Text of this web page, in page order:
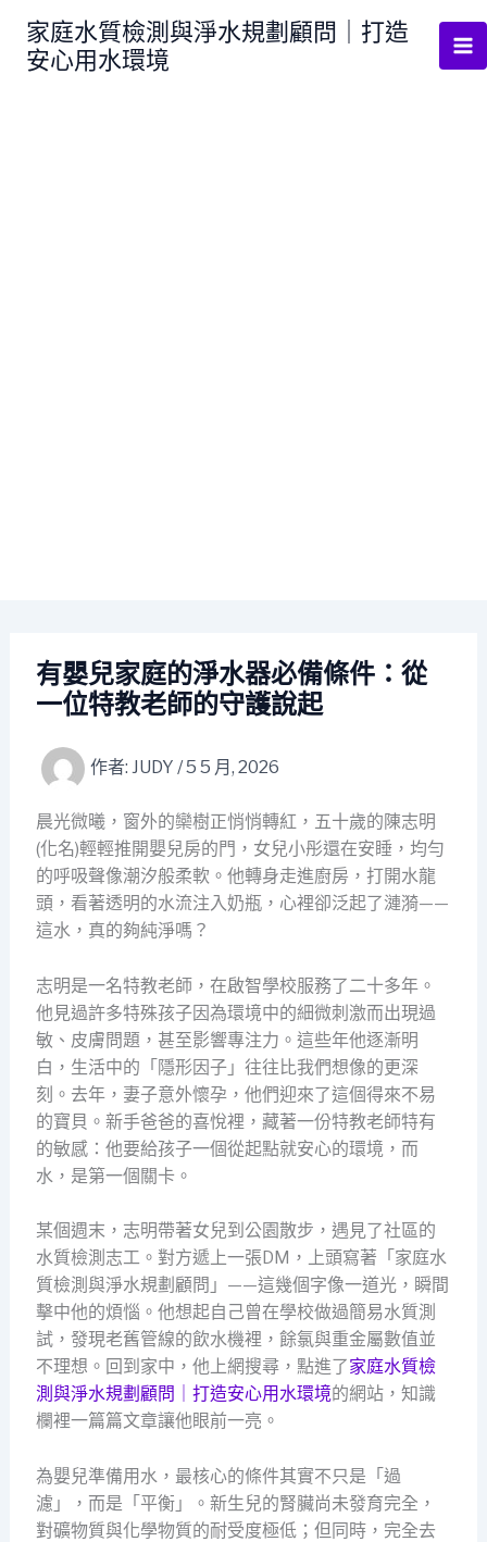
家庭水質檢測與淨水規劃顧問｜打造
安心用水環境
有嬰兒家庭的淨水器必備條件：從
一位特教老師的守護說起
作者: JUDY /5 5 月, 2026
晨光微曦，窗外的欒樹正悄悄轉紅，五十歲的陳志明
(化名)輕輕推開嬰兒房的門，女兒小彤還在安睡，均勻
的呼吸聲像潮汐般柔軟。他轉身走進廚房，打開水龍
頭，看著透明的水流注入奶瓶，心裡卻泛起了漣漪——
這水，真的夠純淨嗎？
志明是一名特教老師，在啟智學校服務了二十多年。
他見過許多特殊孩子因為環境中的細微刺激而出現過
敏、皮膚問題，甚至影響專注力。這些年他逐漸明
白，生活中的「隱形因子」往往比我們想像的更深
刻。去年，妻子意外懷孕，他們迎來了這個得來不易
的寶貝。新手爸爸的喜悅裡，藏著一份特教老師特有
的敏感：他要給孩子一個從起點就安心的環境，而
水，是第一個關卡。
某個週末，志明帶著女兒到公園散步，遇見了社區的
水質檢測志工。對方遞上一張DM，上頭寫著「家庭水
質檢測與淨水規劃顧問」——這幾個字像一道光，瞬間
擊中他的煩惱。他想起自己曾在學校做過簡易水質測
試，發現老舊管線的飲水機裡，餘氯與重金屬數值並
不理想。回到家中，他上網搜尋，點進了家庭水質檢
測與淨水規劃顧問｜打造安心用水環境的網站，知識
欄裡一篇篇文章讓他眼前一亮。
為嬰兒準備用水，最核心的條件其實不只是「過
濾」，而是「平衡」。新生兒的腎臟尚未發育完全，
對礦物質與化學物質的耐受度極低；但同時，完全去